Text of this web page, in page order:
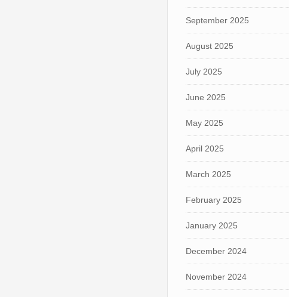
September 2025
August 2025
July 2025
June 2025
May 2025
April 2025
March 2025
February 2025
January 2025
December 2024
November 2024